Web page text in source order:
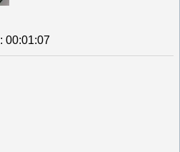
: 00:01:07